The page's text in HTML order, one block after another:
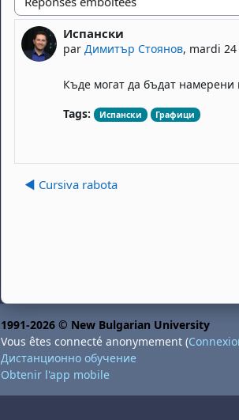
Type d'affichage
Испански
par Димитър Стоянов, mardi
Nombre de réponses : 0
Къде могат да бъдат намерени
Tags:
Испански Графици
◀︎ Cursiva rabota
1991-2026 © New Bulgarian University
Vous êtes connecté anonymement (
Дистанционно обучение
Obtenir l'app mobile